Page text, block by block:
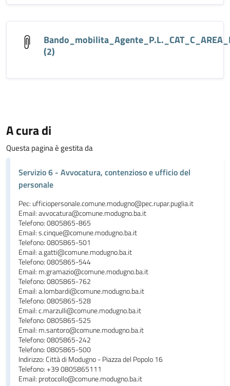
(2)
A cura di
Questa pagina è gestita da
Servizio 6 - Avvocatura, contenzioso e ufficio del
personale
Pec: ufficiopersonale.comune.modugno@pec.rupar.puglia.it
Email: avvocatura@comune.modugno.ba.it
Telefono: 0805865-865
Email: s.cinque@comune.modugno.ba.it
Telefono: 0805865-501
Email: a.gatti@comune.modugno.ba.it
Telefono: 0805865-544
Email: m.gramazio@comune.modugno.ba.it
Telefono: 0805865-762
Email: a.lombardi@comune.modugno.ba.it
Telefono: 0805865-528
Email: c.marzulli@comune.modugno.ba.it
Telefono: 0805865-525
Email: m.santoro@comune.modugno.ba.it
Telefono: 0805865-242
Telefono: 0805865-500
Indirizzo: Città di Modugno - Piazza del Popolo 16
Telefono: +39 0805865111
Email: protocollo@comune.modugno.ba.it